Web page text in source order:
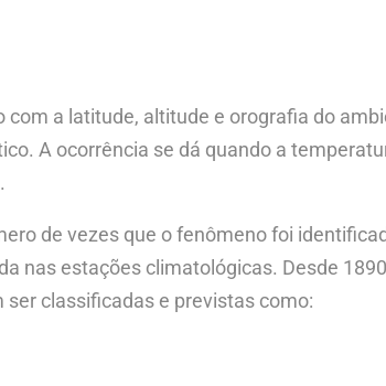
a latitude, altitude e orografia do
A ocorrência se dá quando a
de vezes que o fenômeno foi
nas estações climatológicas. Desde
classificadas e previstas como: